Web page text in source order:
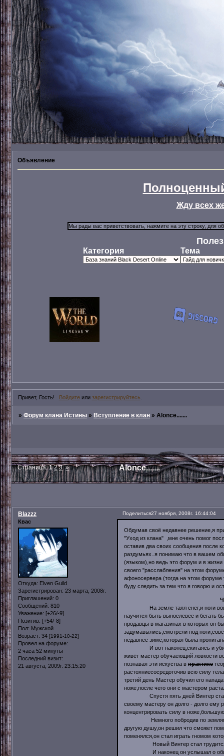
Объявление
Жду всех
Категория Тема
Привет, Гость! Войдитеили зарегистрируйтесь
»Форум клана Истины »Вступление в клан »Alonce.......
Alonce.......
Страница:1 2 3 »
Поделиться27 ноября, 2008г. 16:44:04
Blazzz
Квас
Откуда: Elven Guild
Зарегистрирован: 23 марта, 2008г.
Приглашений: 0
Сообщений: 810
Уважение: [+26/-9]
Позитив: [+54/-8]
Пол: Мужской
Возраст: 34 [1991-10-22]
Провел на форуме:
2 часа 52 минуты
Последний визит:
21 августа, 2009г. 23:15:20
Обдумав своё недавнее решение,я
"Уход из клана" ,мне очень помог
оставив два своих сообщения после
раздумьях..я понимаю что в вашем
(языком),но ведь это форум и в
своего "расслабления" на этом
афоносервера (тогда на этом
буду следить за тем что я говорю и
На земле таял снег,и ноги воина
научится быть вынослевее и бегать
продавцы в магазинах в которых он
задумавылись,смотрели под
недавнеё зиме,которая была
И вот наконец,скитаясь и убивая
живёт мастер обучаеющий ловкости
познавая эти искуства в практике
растояниесосредоточив всю силу
третий день Мастер обучил его
ноже,после чего они с мастером
Спустя пять дней Винтер стал
своему мастеру он долго - долго ему
концентрировать силу в
Немного побродив по землям
другую душу,он решил что сможет
поменялся,он стал играть гномом
Новый Винтер стал
И наконец он услышал о